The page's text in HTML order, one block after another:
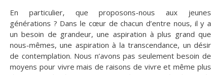
En particulier, que proposons-nous aux jeunes
générations ? Dans le cœur de chacun d’entre nous, il y a
un besoin de grandeur, une aspiration à plus grand que
nous-mêmes, une aspiration à la transcendance, un désir
de contemplation. Nous n’avons pas seulement besoin de
moyens pour vivre mais de raisons de vivre et même plus